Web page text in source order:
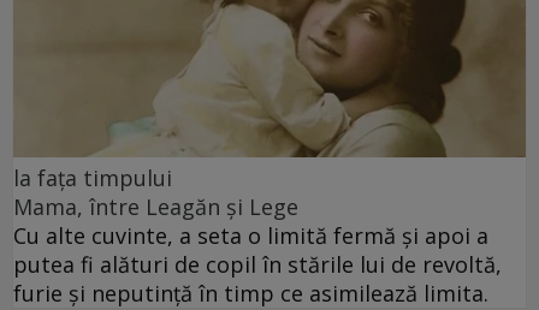
la fața timpului
Mama, între Leagăn și Lege
Cu alte cuvinte, a seta o limită fermă și apoi a
putea fi alături de copil în stările lui de revoltă,
furie și neputință în timp ce asimilează limita.